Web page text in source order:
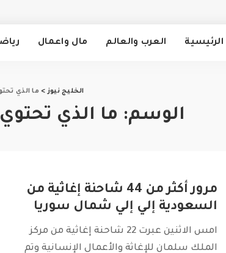
الرئيسية العرب والعالم مال واعمال
الخليج نيوز> ما الذي
الوسم: ما الذي
مرور أكثر من 44 شاحنة إغاثية من
السعودية إلي إلي شمال سوريا
امس الاثنين عبرت 22 شاحنة إغاثية من مركز
الملك سلمان للإغاثة والأعمال الإنسانية وتم